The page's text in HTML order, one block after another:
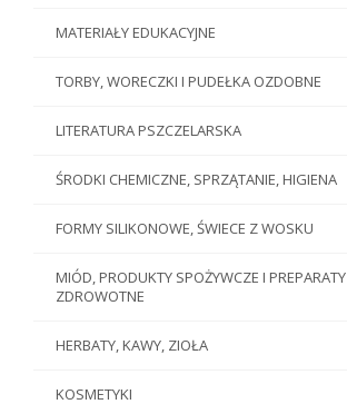
MATERIAŁY EDUKACYJNE
TORBY, WORECZKI I PUDEŁKA OZDOBNE
LITERATURA PSZCZELARSKA
ŚRODKI CHEMICZNE, SPRZĄTANIE, HIGIENA
FORMY SILIKONOWE, ŚWIECE Z WOSKU
MIÓD, PRODUKTY SPOŻYWCZE I PREPARATY
ZDROWOTNE
HERBATY, KAWY, ZIOŁA
KOSMETYKI